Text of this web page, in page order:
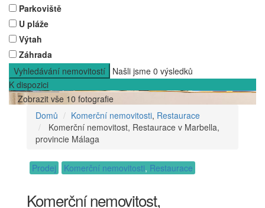
Parkoviště
U pláže
Výtah
Záhrada
Vyhledávání nemovitostí
Našli jsme0 výsledků
K dispozici
Zobrazit vše 10 fotografie
Domů
Komerční nemovitosti, Restaurace
Komerční nemovitost, Restaurace v Marbella,
provincie Málaga
Prodej Komerční nemovitosti, Restaurace
Komerční nemovitost,